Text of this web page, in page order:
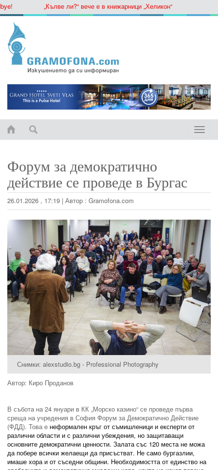
„Кълве ли?“ вече е в книжарници „Хеликон“
Toggle
Форум за демократично
действие се проведе в Бургас
26.01.2026 , 17:19 | Автор : Gramofona.com
Снимки: alexstudio.bg - Professional Photography
Автор: Киро Проданов
В събота на 24 януари в КК „Морско казино“ се проведе първа
среща на учредения в София Форум за Демократично Действие
(ФДД). Това е неформален кръг от съмишленици и експерти от
различни области и с различни убеждения, но защитаващи
основните демократични ценности. Залата със 120 места не можа
да побере всички желаещи да присъстват. Не само бургазлии,
имаше хора и от съседни общини. Необходимостта от единство на